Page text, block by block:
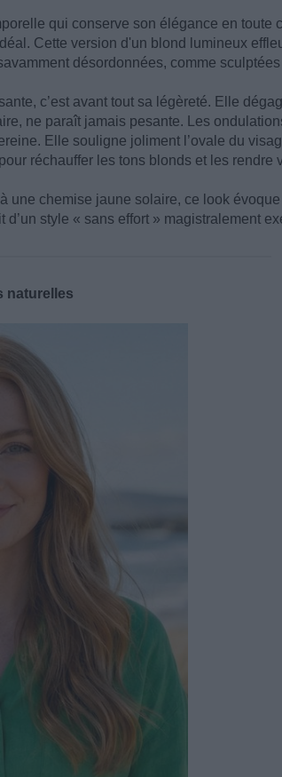
qui conserve son élégance en toute
Cette version d'un blond lumineux
désordonnées, comme
c’est avant tout sa légèreté. Elle
ne paraît jamais pesante. Les
Elle souligne joliment l’ovale du
réchauffer les tons blonds et les rendre
une chemise jaune solaire, ce look évoque
d’un style « sans effort » magistralement
naturelles